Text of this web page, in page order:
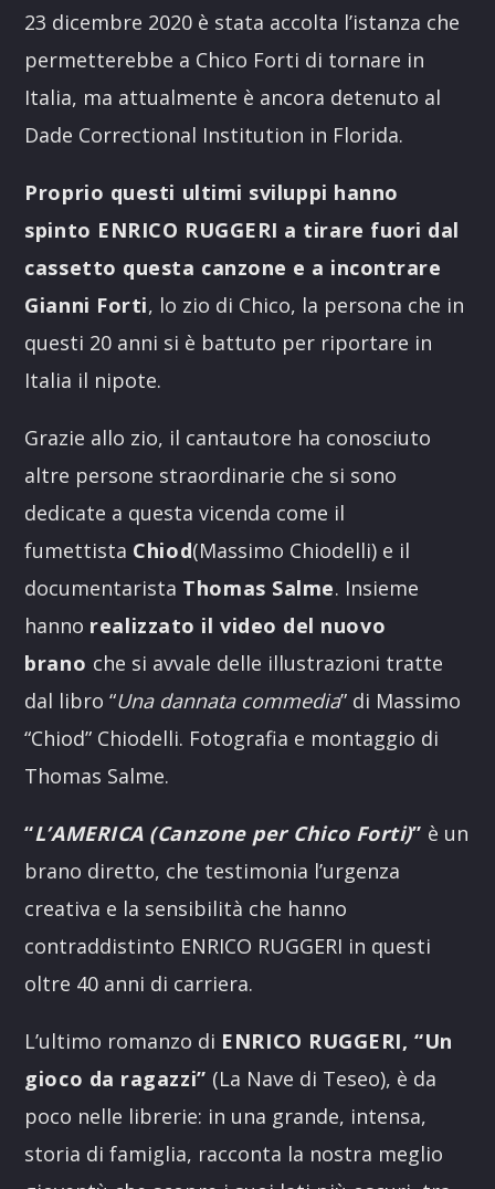
23 dicembre 2020 è stata accolta l’istanza che
permetterebbe a Chico Forti di tornare in
Italia, ma attualmente è ancora detenuto al
Dade Correctional Institution in Florida.
Proprio questi ultimi sviluppi hanno
spinto ENRICO RUGGERI a tirare fuori dal
cassetto questa canzone e a incontrare
Gianni Forti, lo zio di Chico, la persona che in
questi 20 anni si è battuto per riportare in
Italia il nipote.
Grazie allo zio, il cantautore ha conosciuto
altre persone straordinarie che si sono
dedicate a questa vicenda come il
fumettista Chiod(Massimo Chiodelli) e il
documentarista Thomas Salme. Insieme
hanno realizzato il video del nuovo
brano che si avvale delle illustrazioni tratte
dal libro “Una dannata commedia” di Massimo
“Chiod” Chiodelli. Fotografia e montaggio di
Thomas Salme.
“L’AMERICA (Canzone per Chico Forti)” è un
brano diretto, che testimonia l’urgenza
creativa e la sensibilità che hanno
contraddistinto ENRICO RUGGERI in questi
oltre 40 anni di carriera.
L’ultimo romanzo di ENRICO RUGGERI, “Un
gioco da ragazzi” (La Nave di Teseo), è da
poco nelle librerie: in una grande, intensa,
storia di famiglia, racconta la nostra meglio